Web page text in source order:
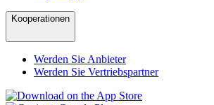
Kooperationen
Werden Sie Anbieter
Werden Sie Vertriebspartner